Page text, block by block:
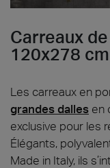
Carreaux
120x278 cm
Les carreaux en
grandes dalles en
exclusive pour les
Élégants,
Made in Italy, ils